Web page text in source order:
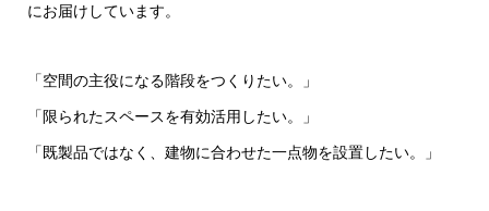
にお届けしています。
「空間の主役になる階段をつくりたい。」
「限られたスペースを有効活用したい。」
「既製品ではなく、建物に合わせた一点物を設置したい。」